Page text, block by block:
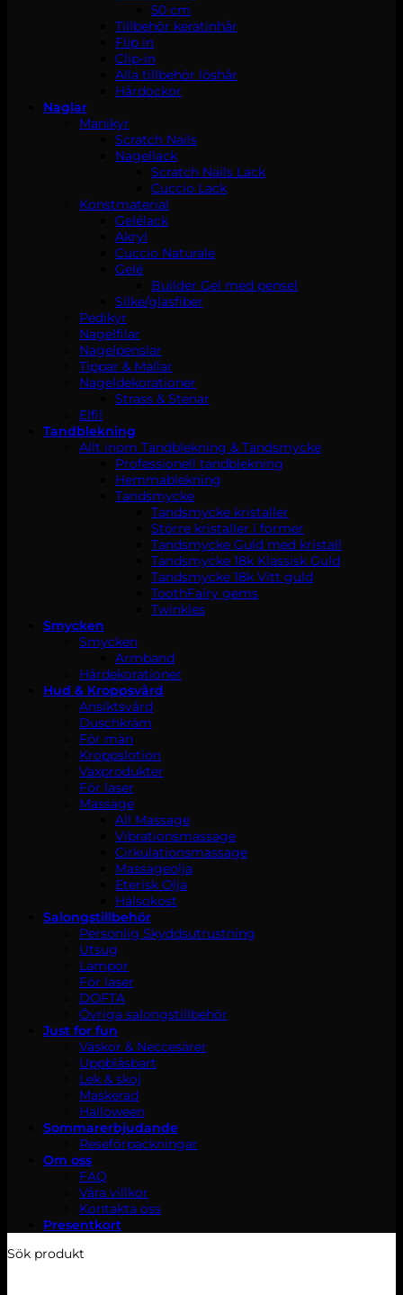
50 cm
Tillbehör keratinhår
Flip in
Clip-in
Alla tillbehör löshår
Hårdockor
Naglar
Manikyr
Scratch Nails
Nagellack
Scratch Nails Lack
Cuccio Lack
Konstmaterial
Gelélack
Akryl
Cuccio Naturale
Gelé
Builder Gel med pensel
Silke/glasfiber
Pedikyr
Nagelfilar
Nagelpenslar
Tippar & Mallar
Nageldekorationer
Strass & Stenar
Elfil
Tandblekning
Allt inom Tandblekning & Tandsmycke
Professionell tandblekning
Hemmablekning
Tandsmycke
Tandsmycke kristaller
Större kristaller i former
Tandsmycke Guld med kristall
Tandsmycke 18k Klassisk Guld
Tandsmycke 18k Vitt guld
ToothFairy gems
Twinkles
Smycken
Smycken
Armband
Hårdekorationer
Hud & Kroppsvård
Ansiktsvård
Duschkräm
För män
Kroppslotion
Vaxprodukter
För laser
Massage
All Massage
Vibrationsmassage
Cirkulationsmassage
Massageolja
Eterisk Olja
Hälsokost
Salongstillbehör
Personlig Skyddsutrustning
Utsug
Lampor
För laser
DOFTA
Övriga salongstillbehör
Just for fun
Väskor & Neccesärer
Uppblåsbart
Lek & skoj
Maskerad
Halloween
Sommarerbjudande
Reseförpackningar
Om oss
FAQ
Våra villkor
Kontakta oss
Presentkort
Sök produkt